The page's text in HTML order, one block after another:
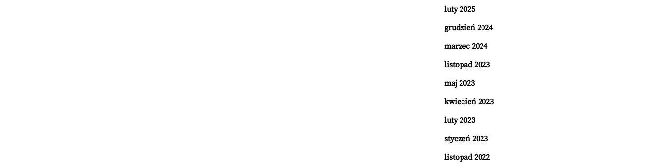
luty 2025
grudzień 2024
marzec 2024
listopad 2023
maj 2023
kwiecień 2023
luty 2023
styczeń 2023
listopad 2022